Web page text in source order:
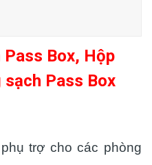
Box, Hộp
sạch Pass Box
trợ cho các phòng